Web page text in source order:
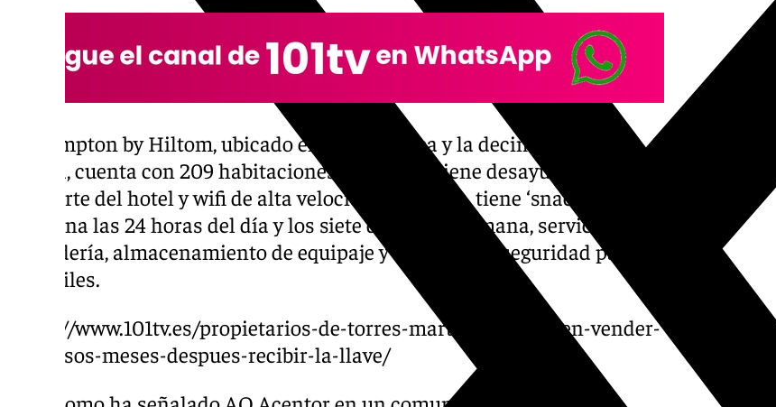
El Hampton by Hiltom, ubicado entre la séptica y la decimotercera
planta, cuenta con 209 habitaciones y también tiene desayuno cortesía
por parte del hotel y wifi de alta velocidad. Además, tiene ‘snack bar’, que
funciona las 24 horas del día y los siete días de la semana, servicio de
lavandería, almacenamiento de equipaje y una caja de seguridad para
portátiles.
https://www.101tv.es/propietarios-de-torres-martiricos-deciden-vender-
sus-pisos-meses-despues-recibir-la-llave/